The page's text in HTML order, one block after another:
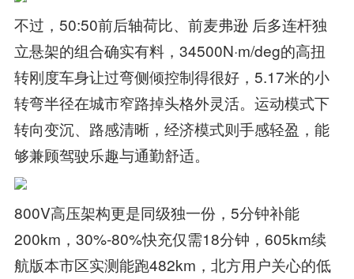
不过，50:50前后轴荷比、前麦弗逊 后多连杆独
立悬架的组合确实有料，34500N·m/deg的高扭
转刚度车身让过弯侧倾控制得很好，5.17米的小
转弯半径在城市窄路掉头格外灵活。运动模式下
转向变沉、路感清晰，经济模式则手感轻盈，能
够兼顾驾驶乐趣与通勤舒适。
800V高压架构更是同级独一份，5分钟补能
200km，30%-80%快充仅需18分钟，605km续
航版本市区实测能跑482km，北方用户关心的低